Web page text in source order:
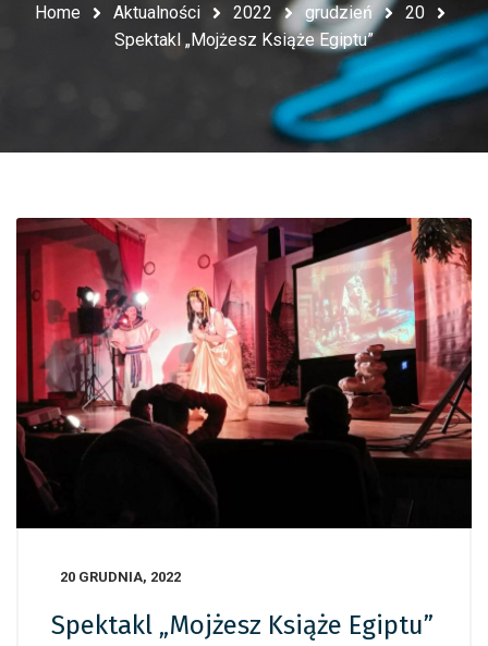
Home Aktualności 2022 grudzień
20
Spektakl „Mojżesz Książe Egiptu”
20 GRUDNIA, 2022
Spektakl „Mojżesz Książe Egiptu”